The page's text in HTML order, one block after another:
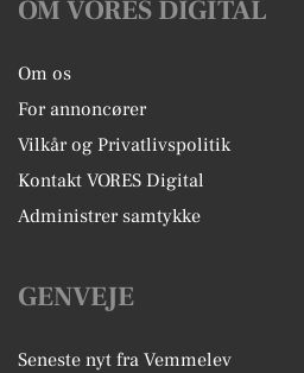
OM VORES DIGITAL
Om os
For annoncører
Vilkår og Privatlivspolitik
Kontakt VORES Digital
Administrer samtykke
GENVEJE
Seneste nyt fra Vemmelev